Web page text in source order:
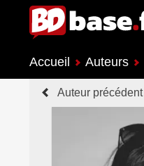
Accueil Auteurs
Auteur précédent